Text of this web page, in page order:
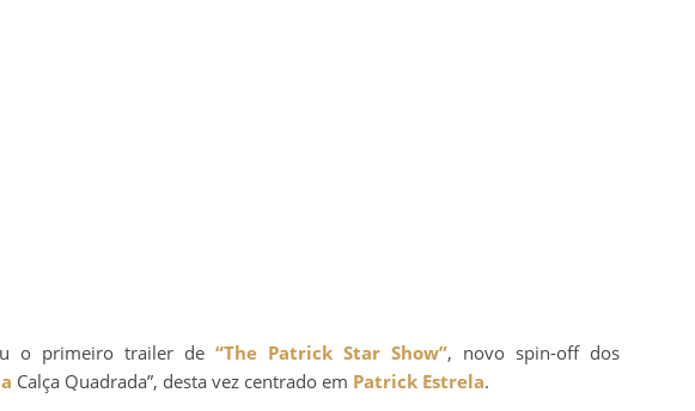
o primeiro trailer de “The Patrick Star Show”, novo spin-off dos
Calça Quadrada”, desta vez centrado em Patrick Estrela.